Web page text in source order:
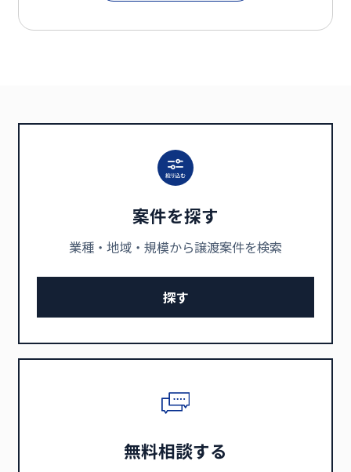
案件を探す
業種・地域・規模から譲渡案件を検索
探す
無料相談する